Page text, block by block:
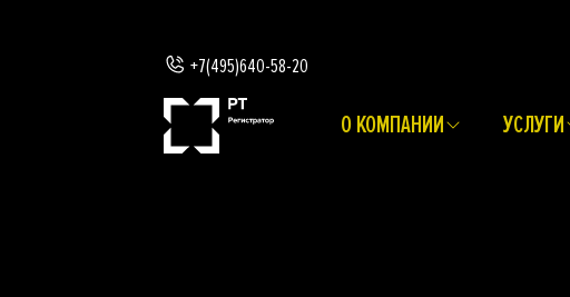
+7(495)640-58-20
О КОМПАНИИ УСЛУГИ